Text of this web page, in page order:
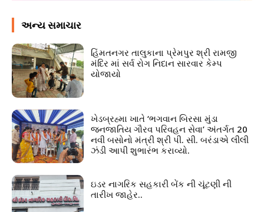
અન્ય સમાચાર
હિંમતનગર તાલુકાના પ્રેમપુર શ્રી રામજી
મંદિર માં સર્વ રોગ નિદાન સારવાર કેમ્પ
યોજાયો
ખેડબ્રહ્મા ખાતે ‘ભગવાન બિરસા મુંડા
જનજાતિય ગૌરવ પરિવહન સેવા’ અંતર્ગત 20
નવી બસોનો મંત્રી શ્રી પી. સી. બરંડાએ લીલી
ઝંડી આપી શુભારંભ કરાવ્યો.
ઇડર નાગરિક સહકારી બેંક ની ચૂંટણી ની
તારીખ જાહેર..